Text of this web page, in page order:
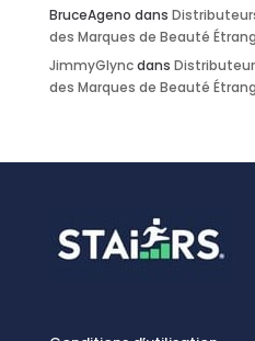
BruceAgeno dans
des Marques de Beauté
JimmyGlyncdans
des Marques de Beauté